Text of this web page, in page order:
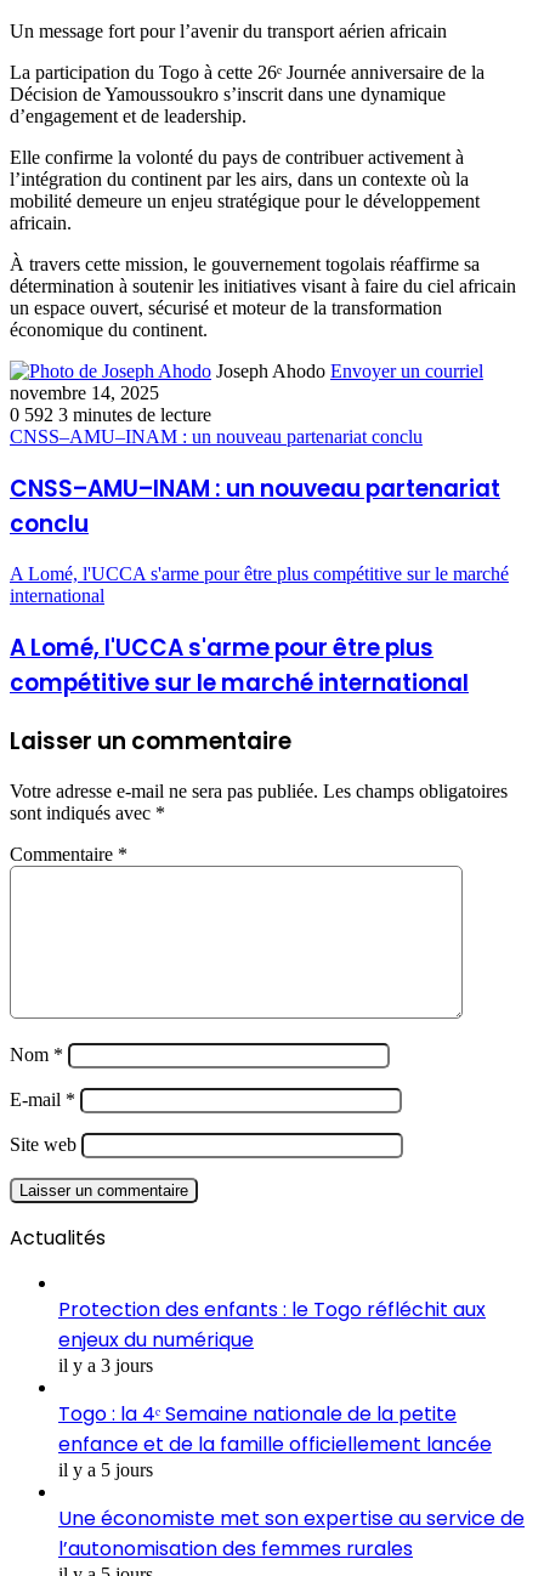
Un message fort pour l’avenir du transport aérien africain
La participation du Togo à cette 26ᵉ Journée anniversaire de la
Décision de Yamoussoukro s’inscrit dans une dynamique
d’engagement et de leadership.
Elle confirme la volonté du pays de contribuer activement à
l’intégration du continent par les airs, dans un contexte où la
mobilité demeure un enjeu stratégique pour le développement
africain.
À travers cette mission, le gouvernement togolais réaffirme sa
détermination à soutenir les initiatives visant à faire du ciel africain
un espace ouvert, sécurisé et moteur de la transformation
économique du continent.
Joseph Ahodo Envoyer un courriel
novembre 14, 2025
0 592 3 minutes de lecture
CNSS–AMU–INAM : un nouveau partenariat conclu
CNSS–AMU–INAM : un nouveau partenariat
conclu
A Lomé, l'UCCA s'arme pour être plus compétitive sur le marché
international
A Lomé, l'UCCA s'arme pour être plus
compétitive sur le marché international
Laisser un commentaire
Votre adresse e-mail ne sera pas publiée. Les champs obligatoires
sont indiqués avec *
Commentaire *
Nom *
E-mail *
Site web
Actualités
Protection des enfants : le Togo réfléchit aux
enjeux du numérique
il y a 3 jours
Togo : la 4ᵉ Semaine nationale de la petite
enfance et de la famille officiellement lancée
il y a 5 jours
Une économiste met son expertise au service de
l’autonomisation des femmes rurales